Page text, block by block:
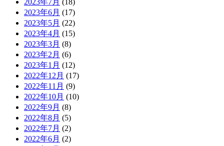
2023年7月 (18)
2023年6月 (17)
2023年5月 (22)
2023年4月 (15)
2023年3月 (8)
2023年2月 (6)
2023年1月 (12)
2022年12月 (17)
2022年11月 (9)
2022年10月 (10)
2022年9月 (8)
2022年8月 (5)
2022年7月 (2)
2022年6月 (2)